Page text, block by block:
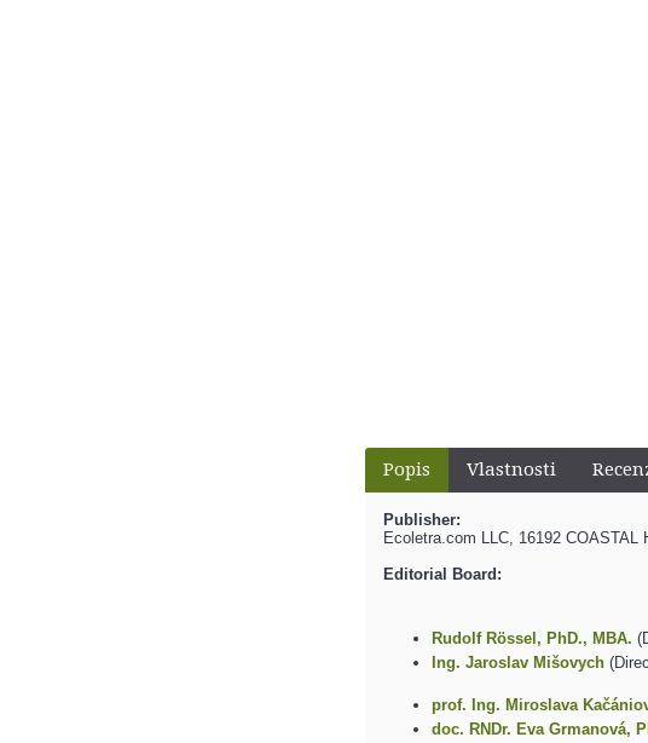
Popis Vlastnosti
Publisher:
Ecoletra.com LLC, 16192 COASTAL
Editorial Board:
Rudolf Rössel, PhD., MBA.
Ing. Jaroslav Mišovych
prof. Ing. Miroslava
doc. RNDr. Eva Grmanová,